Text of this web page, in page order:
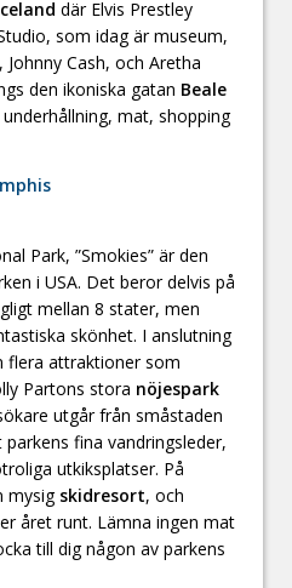
där Elvis Prestley
som idag är museum,
Cash, och Aretha
den ikoniska gatan Beale
mat, shopping
Park, ”Smokies” är den
i USA. Det beror delvis på
mellan 8 stater, men
skönhet. I anslutning
flera attraktioner som
Partons stora nöjespark
utgår från småstaden
fina vandringsleder,
utkiksplatser. På
mysig skidresort, och
året runt. Lämna ingen mat
till dig någon av parkens